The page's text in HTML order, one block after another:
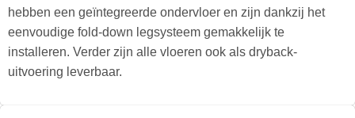
hebben een geïntegreerde ondervloer en zijn dankzij het
eenvoudige fold-down legsysteem gemakkelijk te
installeren. Verder zijn alle vloeren ook als dryback-
uitvoering leverbaar.